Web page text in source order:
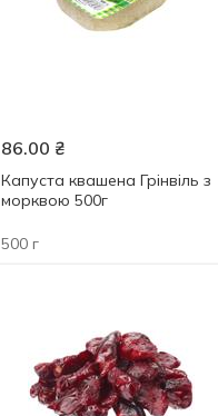
86.00 ₴
Капуста квашена Грінвіль з
морквою 500г
500 г